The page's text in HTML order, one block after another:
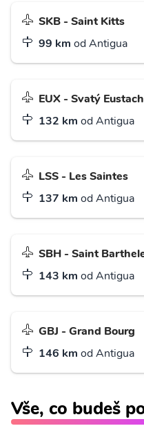
SKB - Saint Kitts
99 km od Antigua
EUX - Svatý Eustach
132 km od Antigua
LSS - Les Saintes
137 km od Antigua
SBH - Saint
143 km od Antigua
GBJ - Grand Bourg
146 km od Antigua
Vše, co budeš